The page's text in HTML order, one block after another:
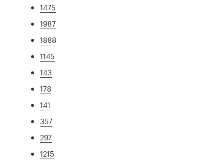
1475
1987
1888
1145
143
178
141
357
297
1215